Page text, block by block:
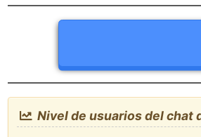
Nivel de usuarios del chat